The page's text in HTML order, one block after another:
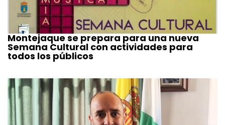
Montejaque se prepara para una nueva
Semana Cultural con actividades para
todos los públicos